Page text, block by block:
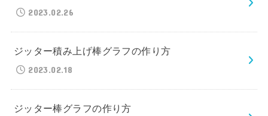
2023.02.26
ジッター積み上げ棒グラフの作り方
2023.02.18
ジッター棒グラフの作り方